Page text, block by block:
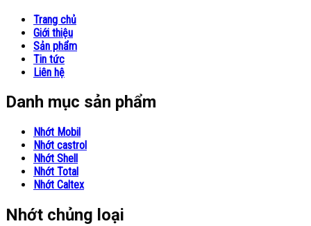
Trang chủ
Giới thiệu
Sản phẩm
Tin tức
Liên hệ
Danh mục sản phẩm
Nhớt Mobil
Nhớt castrol
Nhớt Shell
Nhớt Total
Nhớt Caltex
Nhớt chủng loại